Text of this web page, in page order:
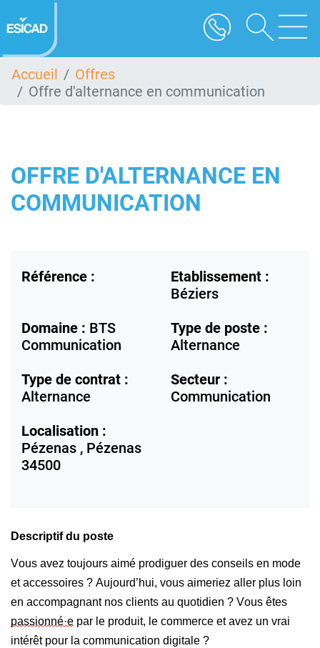
au
contenu
Accueil
Offres
Offre d'alternance en communication
OFFRE D'ALTERNANCE EN
COMMUNICATION
Référence :
Etablissement :
Béziers
Domaine : BTS
Communication
Type de poste :
Alternance
Type de contrat :
Alternance
Secteur :
Communication
Localisation :
Pézenas , Pézenas
34500
Descriptif du poste
Vous avez toujours aimé prodiguer des conseils en mode
et accessoires ? Aujourd’hui, vous aimeriez aller plus loin
passionné·e par le produit, le commerce et avez un vrai
intérêt pour la communication digitale ?